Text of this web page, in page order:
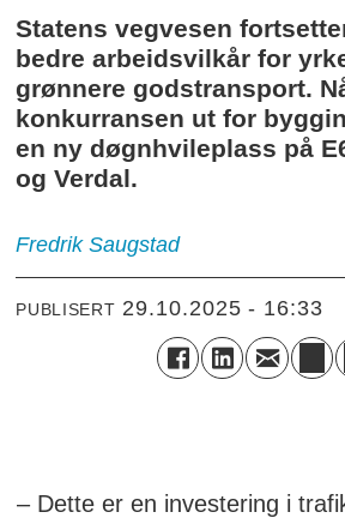
Statens vegvesen
bedre arbeidsvilkår for
grønnere godstransport.
konkurransen ut for
en ny døgnhvileplass på
og Verdal.
Fredrik Saugstad
PUBLISERT 29.10.2025 - 16:33
– Dette er en investering i